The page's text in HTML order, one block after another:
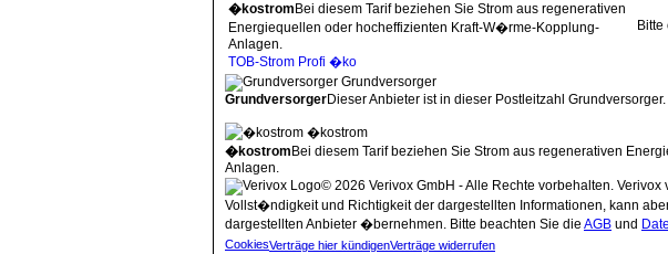
�kostrom Bei diesem Tarif beziehen Sie Strom aus regenerativen
Energiequellen oder hocheffizienten Kraft-W�rme-Kopplung-
Anlagen.
TOB-Strom Profi �ko
Grundversorger
GrundversorgerDieser Anbieter ist in dieser Postleitzahl Grundversorger.
�kostrom
�kostrom Bei diesem Tarif beziehen Sie Strom aus regenerativen
Anlagen.
© 2026 Verivox GmbH - Alle Rechte vorbehalten.
Vollst�ndigkeit und Richtigkeit der dargestellten Informationen, kann
dargestellten Anbieter �bernehmen. Bitte beachten Sie die AGB und
CookiesVerträge hier kündigenVerträge widerrufen